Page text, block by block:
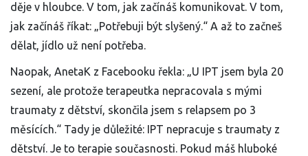
děje v hloubce. V tom, jak začínáš komunikovat. V tom,
jak začínáš říkat: „Potřebuji být slyšený.“ A až to začneš
dělat, jídlo už není potřeba.
Naopak, AnetaK z Facebooku řekla: „U IPT jsem byla 20
sezení, ale protože terapeutka nepracovala s mými
traumaty z dětství, skončila jsem s relapsem po 3
měsících.“ Tady je důležité: IPT nepracuje s traumaty z
dětství. Je to terapie současnosti. Pokud máš hluboké